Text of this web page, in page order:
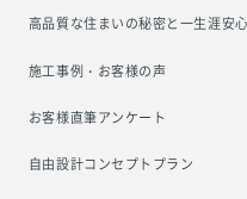
高品質な住まいの秘密と一生涯安
施工事例・お客様の声
お客様直筆アンケート
自由設計コンセプトプラン